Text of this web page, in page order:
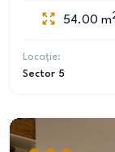
54.00 m
Locație:
Sector 5